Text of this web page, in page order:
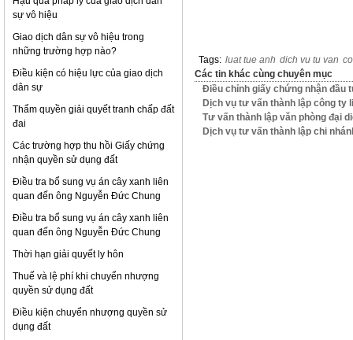
sự vô hiệu
Giao dịch dân sự vô hiệu trong
những trường hợp nào?
Điều kiện có hiệu lực của giao dịch
dân sự
Thẩm quyền giải quyết tranh chấp đất
đai
Các trường hợp thu hồi Giấy chứng
nhận quyền sử dụng đất
Điều tra bổ sung vụ án cây xanh liên
quan đến ông Nguyễn Đức Chung
Điều tra bổ sung vụ án cây xanh liên
quan đến ông Nguyễn Đức Chung
Thời hạn giải quyết ly hôn
Thuế và lệ phí khi chuyển nhượng
quyền sử dụng đất
Điều kiện chuyển nhượng quyền sử
dụng đất
Tags: luat tue anh dich vu tu van
Các tin khác cùng chuyên mục
Điều chỉnh giấy chứng nhận đầu
Dịch vụ tư vấn thành lập công ty
Tư vấn thành lập văn phòng đại
Dịch vụ tư vấn thành lập chi